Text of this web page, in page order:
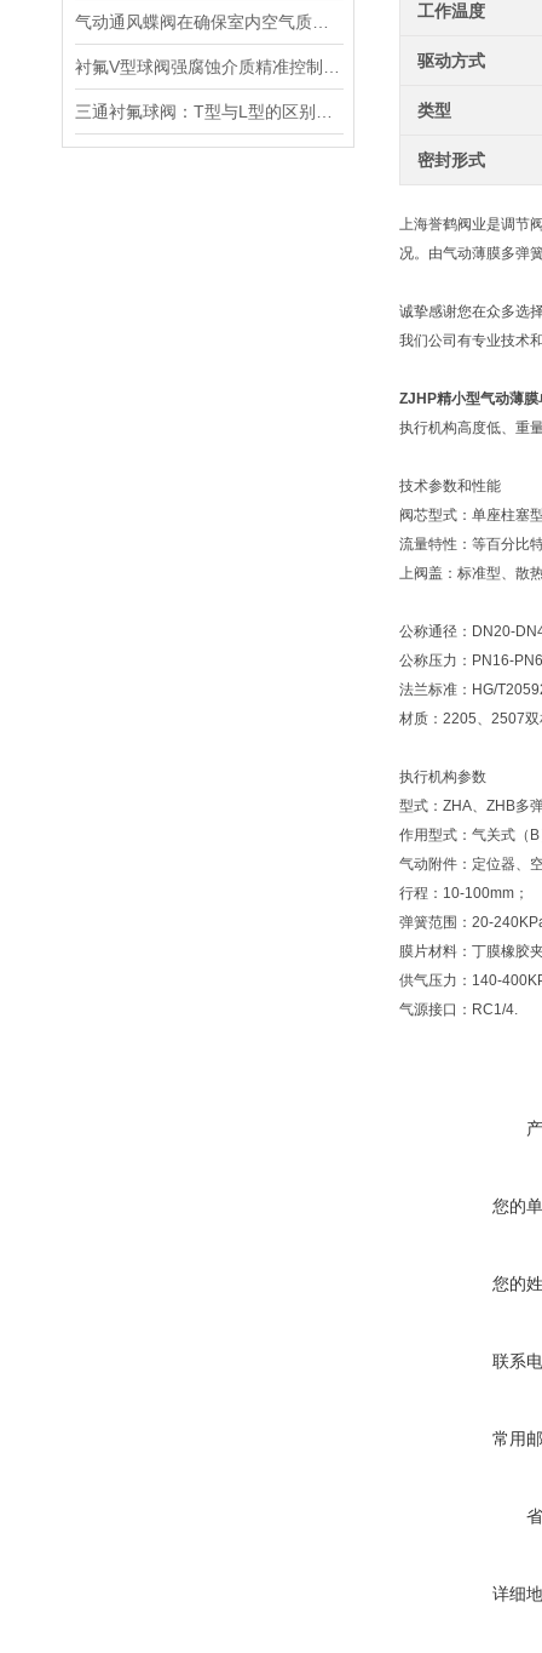
工作温度
驱动方式
类型
密封形式
上海誉鹤阀业是调节
况。由气动薄膜多弹
诚挚感谢您在众多选
我们公司有专业技术
ZJHP精小型气动薄膜
执行机构高度低、重
技术参数和性能
阀芯型式：单座柱塞
流量特性：等百分比
上阀盖：标准型、散
公称通径：DN20-
公称压力：PN16-
法兰标准：HG/
材质：2205、2507
执行机构参数
型式：ZHA、ZHB多
作用型式：气关式（
气动附件：定位器、
行程：10-100mm；
弹簧范围：20-
膜片材料：丁膜橡胶
供气压力：140-
气源接口：RC1/4.
您的
您的
联系
常用
详细